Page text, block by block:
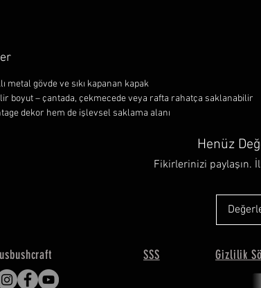
metal gövde ve sıkı kapanan kapak
boyut – çantada, çekmecede veya rafta rahatça saklanabilir
dekor hem de işlevsel saklama alanı
Henüz
Fikirlerinizi paylaşın.
SSS Gizlilik